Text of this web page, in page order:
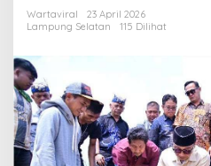
Wartaviral
23 April 2026
Lampung Selatan
115 Dilihat